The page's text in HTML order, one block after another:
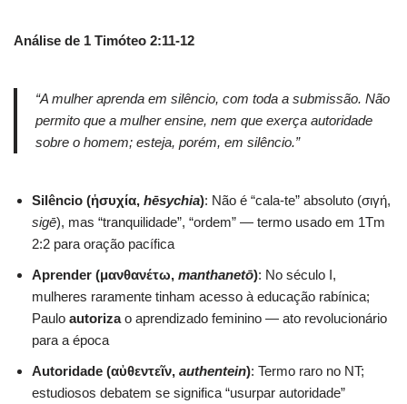
Análise de 1 Timóteo 2:11-12
“A mulher aprenda em silêncio, com toda a submissão. Não
permito que a mulher ensine, nem que exerça autoridade
sobre o homem; esteja, porém, em silêncio.”
Silêncio (ἡσυχία, hēsychia): Não é “cala-te” absoluto (σιγή,
sigē), mas “tranquilidade”, “ordem” — termo usado em 1Tm
2:2 para oração pacífica
Aprender (μανθανέτω, manthanetō): No século I,
mulheres raramente tinham acesso à educação rabínica;
Paulo autorizao aprendizado feminino — ato revolucionário
para a época
Autoridade (αὐθεντεῖν, authentein): Termo raro no NT;
estudiosos debatem se significa “usurpar autoridade”